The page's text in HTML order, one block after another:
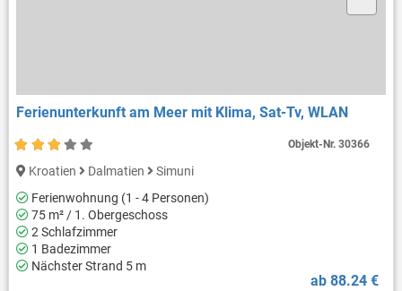
Ferienunterkunft am Meer mit Klima, Sat-Tv, WLAN
Kroatien Dalmatien
Simuni
Ferienwohnung (1 - 4 Personen)
75 m² / 1. Obergeschoss
2 Schlafzimmer
1 Badezimmer
Nächster Strand 5 m
ab 88.24 €
Objekt-Nr.30366